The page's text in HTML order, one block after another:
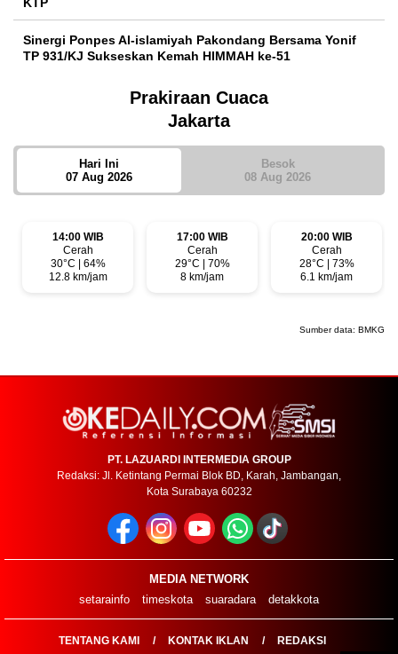
KTP
Sinergi Ponpes Al-islamiyah Pakondang Bersama Yonif
TP 931/KJ Sukseskan Kemah HIMMAH ke-51
Prakiraan Cuaca
Jakarta
Hari Ini
07 Aug 2026
Besok
08 Aug 2026
14:00 WIB
Cerah
30°C | 64%
12.8 km/jam
17:00 WIB
Cerah
29°C | 70%
8 km/jam
20:00 WIB
Cerah
28°C | 73%
6.1 km/jam
Sumber data: BMKG
PT. LAZUARDI INTERMEDIA GROUP
Redaksi: Jl. Ketintang Permai Blok BD, Karah, Jambangan,
Kota Surabaya 60232
MEDIA NETWORK
setarainfo
timeskota suaradara detakkota
TENTANG KAMI KONTAK IKLAN REDAKSI